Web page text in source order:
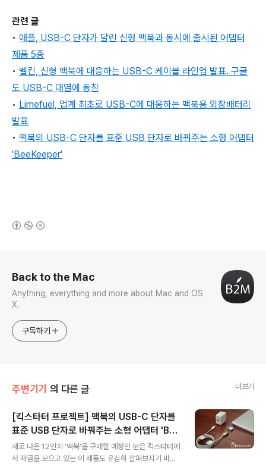
관련 글
• 애플, USB-C 단자가 달린 신형 맥북과 동시에 출시된 어댑터
제품 5종
• 벨킨, 신형 맥북에 대응하는 USB-C 케이블 라인업 발표. 구글
도 USB-C 대열에 동참
• Limefuel, 업계 최초로 USB-C에 대응하는 맥북용 외장배터리
발표
• 맥북의 USB-C 단자를 표준 USB 단자로 바꿔주는 소형 어댑터
'BeeKeeper'
Back to the Mac
Anything, everything and more about Mac and OS
X.
구독하기
주변기기 의 다른 글 더보기
[킥스타터 프로젝트] 맥북의 USB-C 단자를
표준 USB 단자로 바꿔주는 소형 어댑터 'Be
eKeeper'
새로 나온 12인치 '맥북'을 구매할 예정인 분은 킥스타터에
서 자금을 모으고 있는 이 제품도 유심히 살펴보시기 바랍